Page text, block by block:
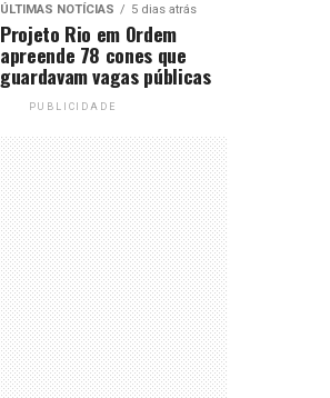
ÚLTIMAS NOTÍCIAS 5 dias atrás
Projeto Rio em Ordem
apreende 78 cones que
guardavam vagas públicas
PUBLICIDADE